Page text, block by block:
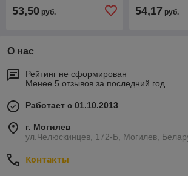
дв.ММЗ 245
53,50 руб. 54,17 руб.
О нас
Рейтинг не сформирован
Менее 5 отзывов за последний год
Работает с 01.10.2013
г. Могилев
ул.Челюскинцев, 172-Б, Могилев,
Контакты